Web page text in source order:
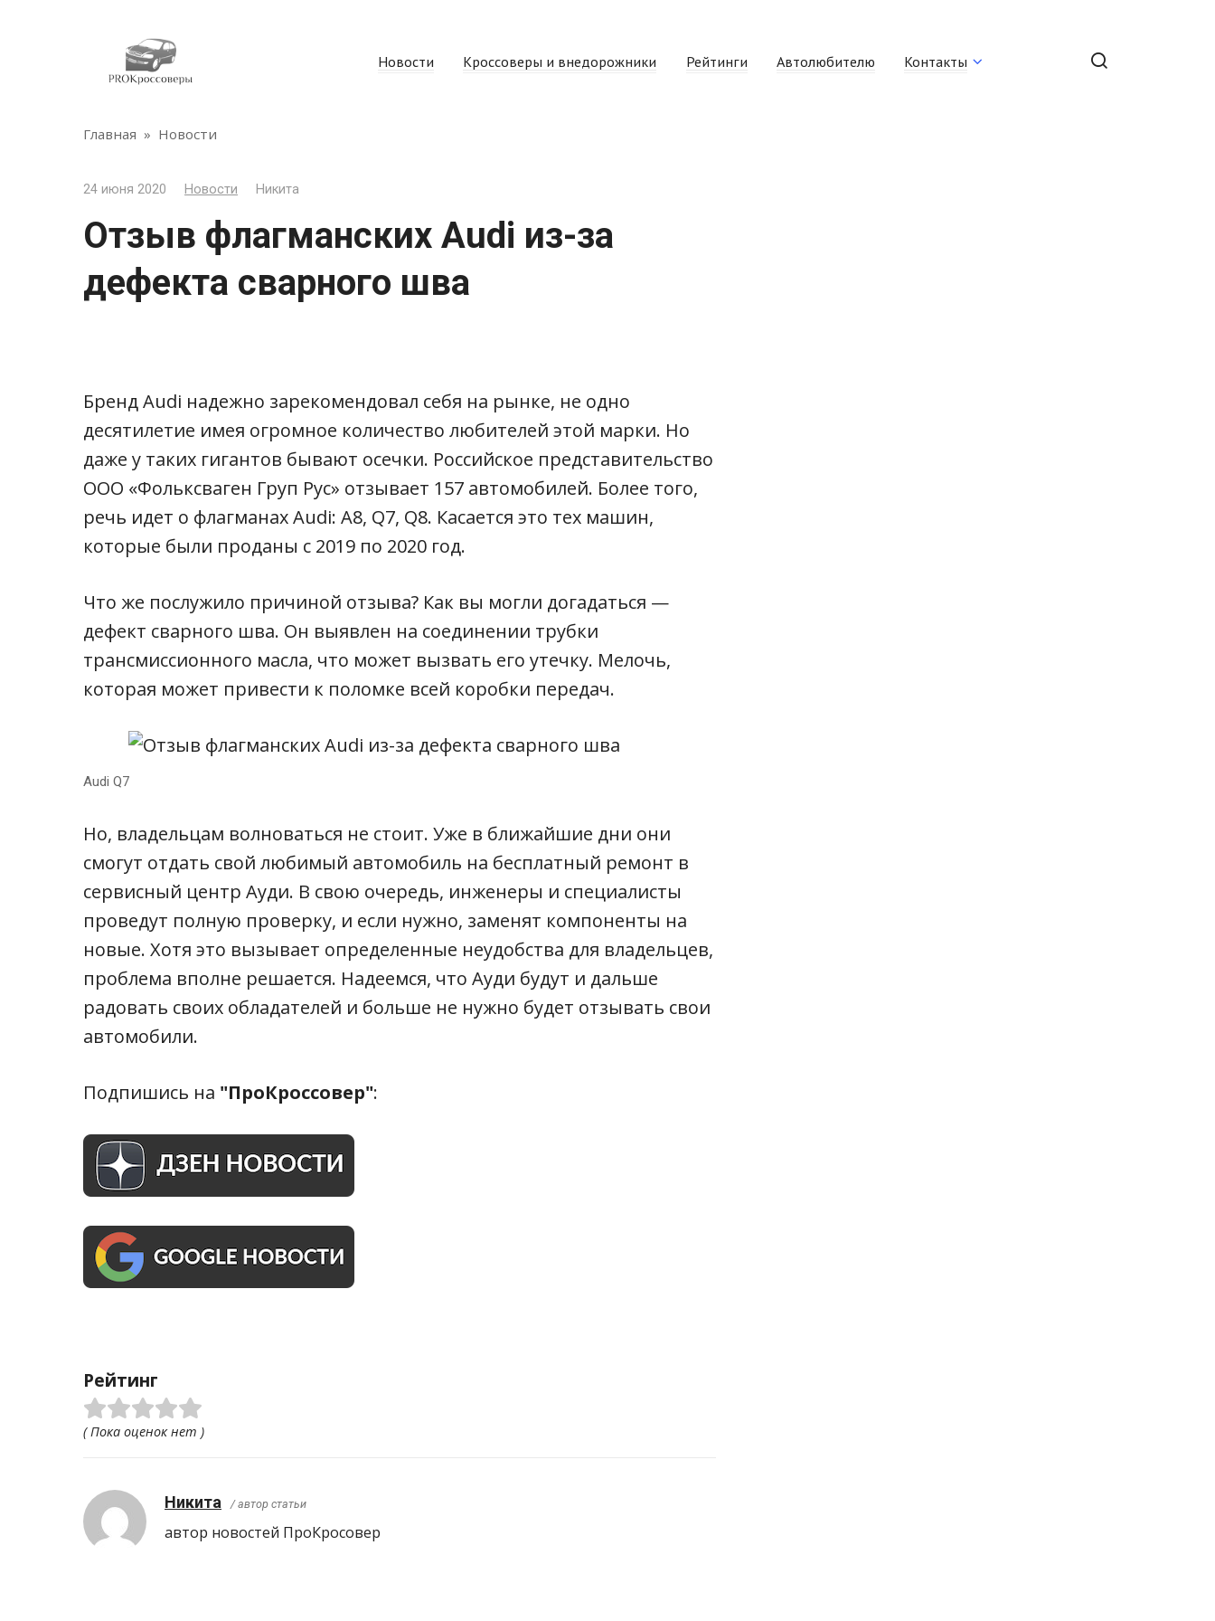
Новости Кроссоверы и внедорожники Рейтинги Автолюбителю Контакты
Главная » Новости
24 июня 2020 Новости Никита
Отзыв флагманских Audi из-за
дефекта сварного шва
Бренд Audi надежно зарекомендовал себя на рынке, не одно
десятилетие имея огромное количество любителей этой марки. Но
даже у таких гигантов бывают осечки. Российское представительство
ООО «Фольксваген Груп Рус» отзывает 157 автомобилей. Более того,
речь идет о флагманах Audi: A8, Q7, Q8. Касается это тех машин,
которые были проданы с 2019 по 2020 год.
Что же послужило причиной отзыва? Как вы могли догадаться —
дефект сварного шва. Он выявлен на соединении трубки
трансмиссионного масла, что может вызвать его утечку. Мелочь,
которая может привести к поломке всей коробки передач.
Audi Q7
Но, владельцам волноваться не стоит. Уже в ближайшие дни они
смогут отдать свой любимый автомобиль на бесплатный ремонт в
сервисный центр Ауди. В свою очередь, инженеры и специалисты
проведут полную проверку, и если нужно, заменят компоненты на
новые. Хотя это вызывает определенные неудобства для владельцев,
проблема вполне решается. Надеемся, что Ауди будут и дальше
радовать своих обладателей и больше не нужно будет отзывать свои
автомобили.
Подпишись на "ПроКроссовер":
Рейтинг
( Пока оценок нет )
Никита / автор статьи
автор новостей ПроКросовер